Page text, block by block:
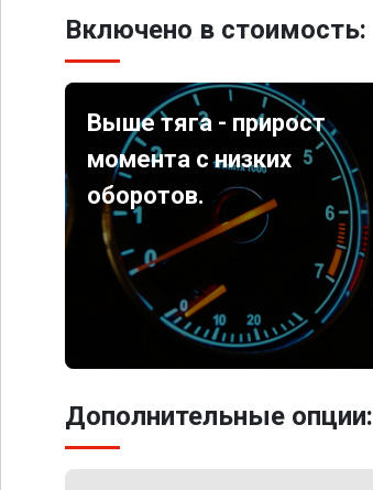
Включено в стоимость:
Выше тяга - прирост
момента с низких
оборотов.
Дополнительные опции: